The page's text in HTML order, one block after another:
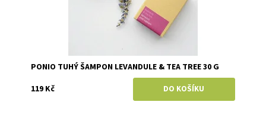
PONIO TUHÝ ŠAMPON LEVANDULE & TEA TREE 30 G
119 Kč